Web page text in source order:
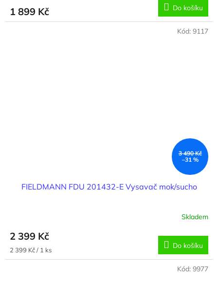
1 899 Kč Do košíku
3 490 Kč
–31 %
FIELDMANN FDU 201432-E Vysavač mok/sucho
Skladem
2 399 Kč
Měrná
cena:
2 399 Kč / 1 ks Do košíku
Kód: 9117
Kód: 9977